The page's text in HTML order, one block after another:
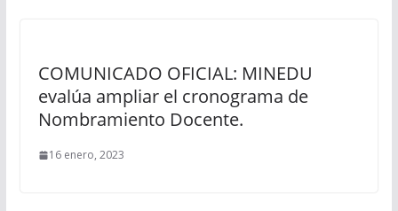
COMUNICADO OFICIAL: MINEDU
evalúa ampliar el cronograma de
Nombramiento Docente.
16 enero, 2023